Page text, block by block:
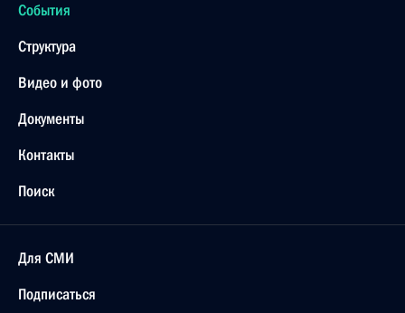
События
Структура
Видео и фото
Документы
Контакты
Поиск
Для СМИ
Подписаться